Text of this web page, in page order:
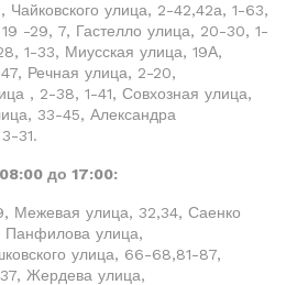
Чайковского улица, 2-42,42а, 1-63,
-29, 7, Гастелло улица, 20-30, 1-
1-33, Миусская улица, 19А,
Речная улица, 2-20,
, 2-38, 1-41, Совхозная улица,
33-45, Александра
31.
до 17:00:
Межевая улица, 32,34, Саенко
улица,
улица, 66-68,81-87,
Жердева улица,